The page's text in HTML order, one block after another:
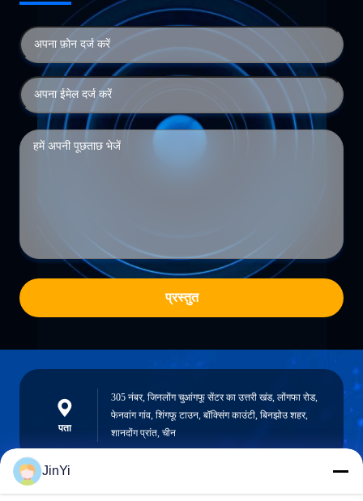
प्रस्तुत
पता
305 नंबर, जिनलोंग चुआंगफू सेंटर का उत्तरी खंड, लोंगफा रोड,
फेनवांग गांव, शिंगफू टाउन, बॉक्सिंग काउंटी, बिनझोउ शहर,
शानदोंग प्रांत, चीन
JinYi